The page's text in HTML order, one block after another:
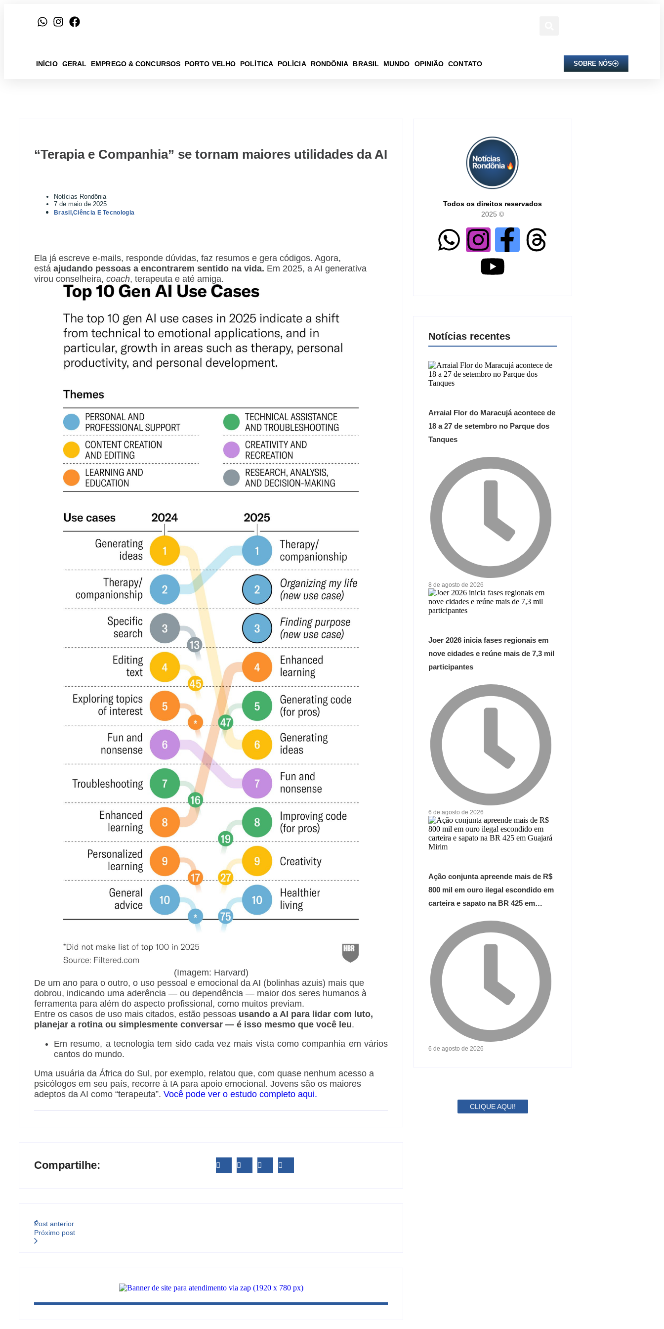
INÍCIO GERAL EMPREGO & CONCURSOS PORTO VELHO POLÍTICA POLÍCIA RONDÔNIA BRASIL MUNDO OPINIÃO CONTATO SOBRE NÓS
“Terapia e Companhia” se tornam maiores utilidades da AI
Notícias Rondônia
7 de maio de 2025
Brasil ,Ciência E Tecnologia
Ela já escreve e-mails, responde dúvidas, faz resumos e gera códigos. Agora,
está ajudando pessoas a encontrarem sentido na vida. Em 2025, a AI generativa
virou conselheira, coach, terapeuta e até amiga.
(Imagem: Harvard)
De um ano para o outro, o uso pessoal e emocional da AI (bolinhas azuis) mais que
dobrou, indicando uma aderência — ou dependência — maior dos seres humanos à
ferramenta para além do aspecto profissional, como muitos previam.
Entre os casos de uso mais citados, estão pessoas usando a AI para lidar com luto,
planejar a rotina ou simplesmente conversar — é isso mesmo que você leu.
Em resumo, a tecnologia tem sido cada vez mais vista como companhia em vários
cantos do mundo.
Uma usuária da África do Sul, por exemplo, relatou que, com quase nenhum acesso a
psicólogos em seu país, recorre à IA para apoio emocional. Jovens são os maiores
adeptos da AI como “terapeuta”. Você pode ver o estudo completo aqui.
Compartilhe:
Post anterior
Próximo post
Todos os direitos reservados
2025 ©
Notícias recentes
Arraial Flor do Maracujá acontece de
18 a 27 de setembro no Parque dos
Tanques
8 de agosto de 2026
Joer 2026 inicia fases regionais em
nove cidades e reúne mais de 7,3 mil
participantes
6 de agosto de 2026
Ação conjunta apreende mais de R$
800 mil em ouro ilegal escondido em
carteira e sapato na BR 425 em…
6 de agosto de 2026
CLIQUE AQUI!